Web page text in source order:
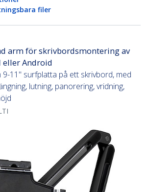
filer
arm för skrivbordsmontering av
Android
11" surfplatta på ett skrivbord, med
lutning, panorering, vridning,